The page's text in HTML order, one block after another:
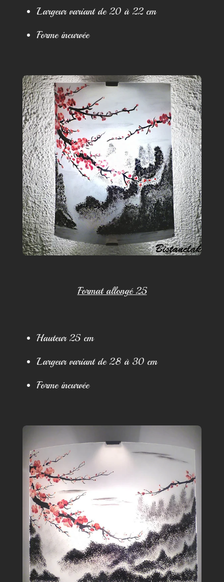
Largeur variant de 20 à 22 cm
Forme incurvée
Format allongé 25
Hauteur 25 cm
Largeur variant de 28 à 30 cm
Forme incurvée